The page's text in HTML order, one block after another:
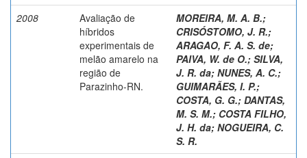
2008
Avaliação de
híbridos
experimentais de
melão amarelo na
região de
Parazinho-RN.
MOREIRA, M. A. B.;
CRISÓSTOMO, J. R.;
ARAGAO, F. A. S. de;
PAIVA, W. de O.; SILVA,
J. R. da; NUNES, A. C.;
GUIMARÃES, I. P.;
COSTA, G. G.; DANTAS,
M. S. M.; COSTA FILHO,
J. H. da; NOGUEIRA, C.
S. R.